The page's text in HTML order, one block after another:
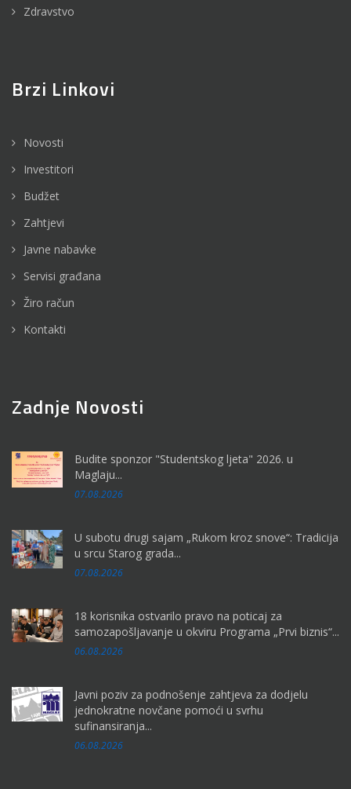
Zdravstvo
Brzi Linkovi
Novosti
Investitori
Budžet
Zahtjevi
Javne nabavke
Servisi građana
Žiro račun
Kontakti
Zadnje Novosti
Budite sponzor "Studentskog ljeta" 2026. u
Maglaju...
07.08.2026
U subotu drugi sajam „Rukom kroz snove“: Tradicija
u srcu Starog grada...
07.08.2026
18 korisnika ostvarilo pravo na poticaj za
samozapošljavanje u okviru Programa „Prvi biznis“...
06.08.2026
Javni poziv za podnošenje zahtjeva za dodjelu
jednokratne novčane pomoći u svrhu
sufinansiranja...
06.08.2026